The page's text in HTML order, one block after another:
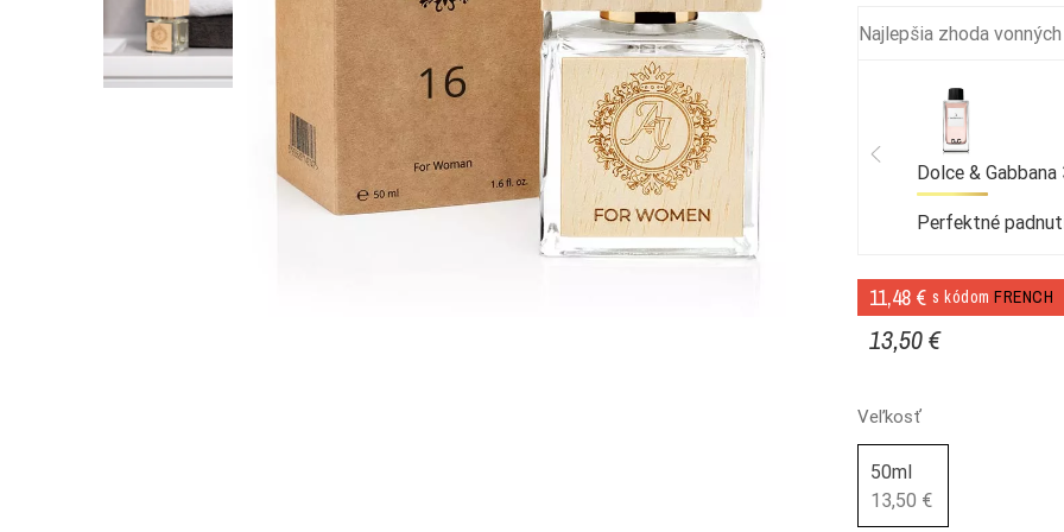
Najlepšia zhoda
Dolce & Gabbana
Perfektné
11,48 € s kódom FRENCH
13,50 €
Veľkosť
50ml
13,50 €